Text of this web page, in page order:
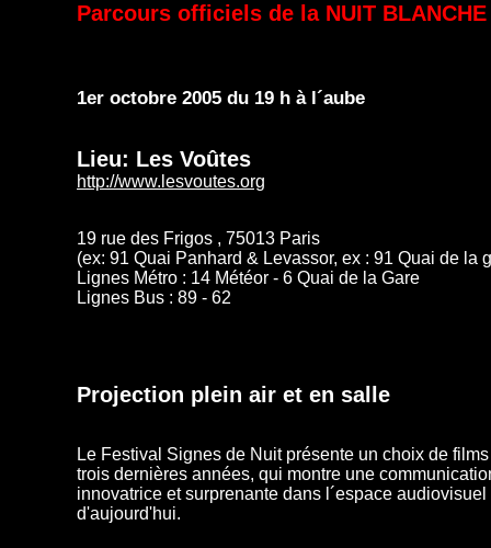
Parcours officiels de la NUIT
1er octobre 2005 du 19 h à l´aube
Lieu: Les Voûtes
http://www.lesvoutes.org
19 rue des Frigos , 75013 Paris
(ex: 91 Quai Panhard & Levassor, ex : 91 Quai de la
Lignes Métro : 14 Météor - 6 Quai de la Gare
Lignes Bus : 89 - 62
Projection plein air et en salle
Le Festival Signes de Nuit présente un choix de
trois dernières années, qui montre une
innovatrice et surprenante dans l´espace
d'aujourd'hui.